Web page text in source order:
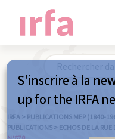
IRFA > PUBLICATIONS MEP (1840-
PUBLICATIONS > ECHOS DE LA
S'inscrire à la
up for the IRFA